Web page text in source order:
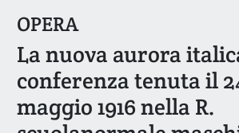
OPERA
La nuova aurora
conferenza tenuta il
maggio 1916 nella R.